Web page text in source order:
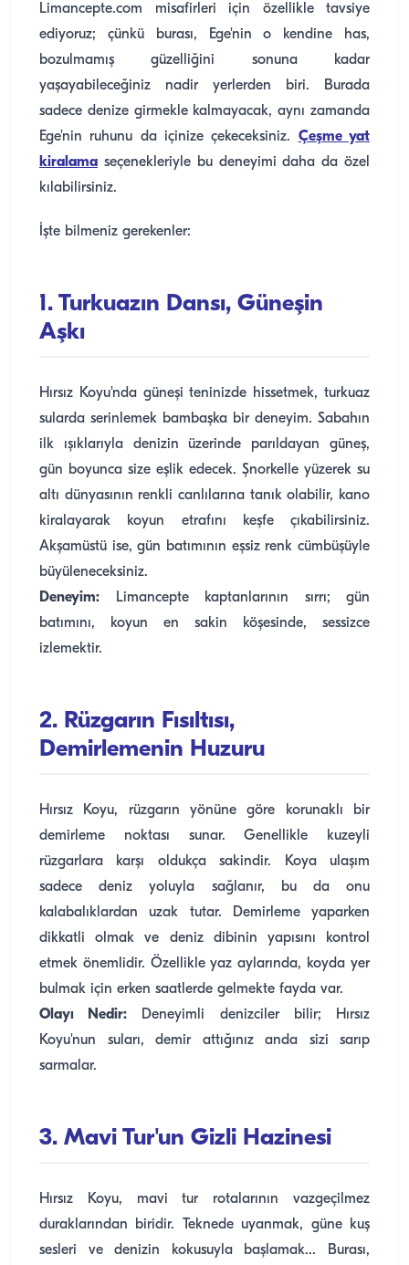
Limancepte.com misafirleri için özellikle tavsiye
ediyoruz; çünkü burası, Ege'nin o kendine has,
bozulmamış güzelliğini sonuna kadar
yaşayabileceğiniz nadir yerlerden biri. Burada
sadece denize girmekle kalmayacak, aynı zamanda
Ege'nin ruhunu da içinize çekeceksiniz. Çeşme yat
kiralama seçenekleriyle bu deneyimi daha da özel
kılabilirsiniz.
İşte bilmeniz gerekenler:
1. Turkuazın Dansı, Güneşin
Aşkı
Hırsız Koyu'nda güneşi teninizde hissetmek, turkuaz
sularda serinlemek bambaşka bir deneyim. Sabahın
ilk ışıklarıyla denizin üzerinde parıldayan güneş,
gün boyunca size eşlik edecek. Şnorkelle yüzerek su
altı dünyasının renkli canlılarına tanık olabilir, kano
kiralayarak koyun etrafını keşfe çıkabilirsiniz.
Akşamüstü ise, gün batımının eşsiz renk cümbüşüyle
büyüleneceksiniz.
Deneyim: Limancepte kaptanlarının sırrı; gün
batımını, koyun en sakin köşesinde, sessizce
izlemektir.
2. Rüzgarın Fısıltısı,
Demirlemenin Huzuru
Hırsız Koyu, rüzgarın yönüne göre korunaklı bir
demirleme noktası sunar. Genellikle kuzeyli
rüzgarlara karşı oldukça sakindir. Koya ulaşım
sadece deniz yoluyla sağlanır, bu da onu
kalabalıklardan uzak tutar. Demirleme yaparken
dikkatli olmak ve deniz dibinin yapısını kontrol
etmek önemlidir. Özellikle yaz aylarında, koyda yer
bulmak için erken saatlerde gelmekte fayda var.
Olayı Nedir: Deneyimli denizciler bilir; Hırsız
Koyu'nun suları, demir attığınız anda sizi sarıp
sarmalar.
3. Mavi Tur'un Gizli Hazinesi
Hırsız Koyu, mavi tur rotalarının vazgeçilmez
duraklarından biridir. Teknede uyanmak, güne kuş
sesleri ve denizin kokusuyla başlamak... Burası,